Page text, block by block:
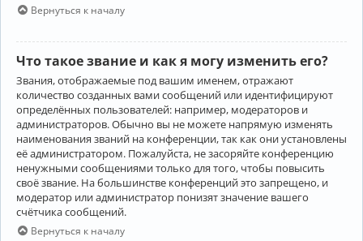
Вернуться к началу
Что такое звание и как я могу изменить его?
Звания, отображаемые под вашим именем, отражают
количество созданных вами сообщений или идентифицируют
определённых пользователей: например, модераторов и
администраторов. Обычно вы не можете напрямую изменять
наименования званий на конференции, так как они установлены
её администратором. Пожалуйста, не засоряйте конференцию
ненужными сообщениями только для того, чтобы повысить
своё звание. На большинстве конференций это запрещено, и
модератор или администратор понизят значение вашего
счётчика сообщений.
Вернуться к началу